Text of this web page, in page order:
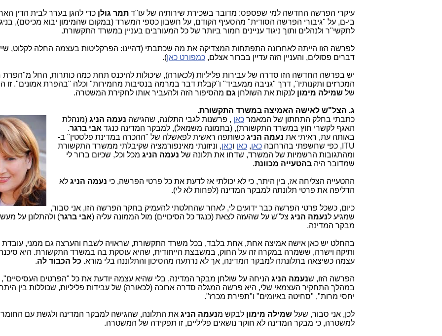
עיקרי הפרשה החדשה למי שפספס: מדובר בשכירת שירותיה של עו"דתמר גולןכדי להגן בערר לבית הדין
בי-ם, על "גיבורי הפרשה הסודית" מהסעיף הקודם, על חשבון כספי המשרד (במקום שהמימון יבוא מכיסם),
לתקשי"ר ולנהלים ותוך ניגוד עניינים חמור ביותר של כל המעורבים בעניין במשרד התקשורת.
לפרשה הזו הייתה לאחרונה התפתחות המצדיקה את מה שכתבתי (דהיינו: הפרקליטות בעצמה החלה לקלוט,
דברים פסולים, והעניין הזה עדיין בברור אצלם,כמפורט כאן).
יש בפרשה החדשה הזו סדרה של עבירות פליליות(לכאורה), שיכולות להיכנס תחת כמה כותרות, החל מ"הפרת
המכרזים ותקנותיו", דרך "גניבה ממעביד" ו"קבלת דבר במרמה בנסיבות מחמירות" וכלה "בהפרת אמונים". זו
שלשמילה מימון לנקות את השולחן גם מהסיפור הזה ולהעביר אותו לחקירת המשטרה.
ג. הצל"ש לאישה האמיצה במשרד התקשורת.
כתבתי בחלק התחתון של המאמרכאן , פרשנות לגבי התלונה, שהגישה נעמה הניג (מנהלת
האגף לקשרי חוץ במשרד התקשורת), (בתמונה משמאל), למבקר המדינה כנגד אבי ברגר.
באותה עת, ראיתי את נעמה הניג כשותפה ראשית לפאשלה של "ההכרה במדינת פלסטין" ב-
ITU, כפי שחשפתי בהרחבה
כאן,כאן וכאן, וניזונתי מאינפורמציה שקיבלתי ממשרד התקשורת
ומהתגובות הרשמיות של המשרד, שדחו את תלונה של נעמה הניג מכל וכל, שכיום ברור לי
שמדובר היהבהטעייה מכוונת.
ההטעייה הצליחה אז, בין היתר, כי לא יכולתי אז לדעת את כל פרטי הפרשה, כי נעמה הניג לא
הדליפה את פרטי תלונתה למבקר המדינה (לפחות לא לי).
כיום, כשכל פרטי הפרשה כבר ידועים לי, לאחר שהחלטתי להעמיק בחקר הפרשה הזו, אני סבור,
שמגיע לנעמה הניג צל"ש על שהעזה לצאת (כנגד כל הסיכויים) מול הממונה עליה (אבי ברגר) ולהתלונן על
מבקר המדינה.
בהחלט יש כאן אישה אמיצה אחת, אחת בלבד, בכל משרד התקשורת, שראויה לשבח והערצה גם ממני, עובדת
ותיקה וישרה, ששמרה במקרה זה על החוק, במשבצת הייחודית, שהיא עוסקת בה במשרד התקשורת. היא
עצמה כשיצאה בתלונתה למבקר המדינה, אך לא נרתעה מהסיכון והתלוננה בלי מורא. כל הכבוד לה.
הפרשה הזו, שנעמה הניג הניחה על שולחן מבקר המדינה, בלי שהיא עצמה יודעת את כל "הפרטים העסיסיים",
במהלך התחקיר העצמאי שלי, היא פרשה המגלה סדרה ארוכה (לכאורה) של עבידות פליליות, שכוללות בין היתר:
יחסי מרות", "סחיטה באיומים" ו"תפירת מכרז".
לכן, אני סבור, שעלשמילה מימון לבקש מנעמה הניג את התלונה, שהגישה למבקר המדינה ולגשת עם החומר
למשטרה, כי מבקר המדינה לא חוקר נושאים פליליים, זו תפקידה של המשטרה.